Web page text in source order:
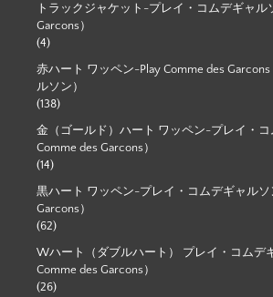
トラックジャケット-プレイ・コムデギャル
Garcons）
(4)
赤ハート ワッペン-Play Comme des
ルソン）
(138)
金（ゴールド）ハート ワッペン-プレイ・
Comme des Garcons）
(14)
黒ハート ワッペン-プレイ・コムデギャルソ
Garcons）
(62)
Wハート（ダブルハート） プレイ・コムデ
Comme des Garcons）
(26)